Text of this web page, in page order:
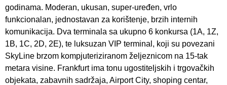
godinama. Moderan, ukusan, super-uređen, vrlo
funkcionalan, jednostavan za korištenje, brzih internih
komunikacija. Dva terminala sa ukupno 6 konkursa (1A, 1Z,
1B, 1C, 2D, 2E), te luksuzan VIP terminal, koji su povezani
SkyLine brzom kompjuteriziranom željeznicom na 15-tak
metara visine. Frankfurt ima tonu ugostiteljskih i trgovačkih
objekata, zabavnih sadržaja, Airport City, shoping centar,